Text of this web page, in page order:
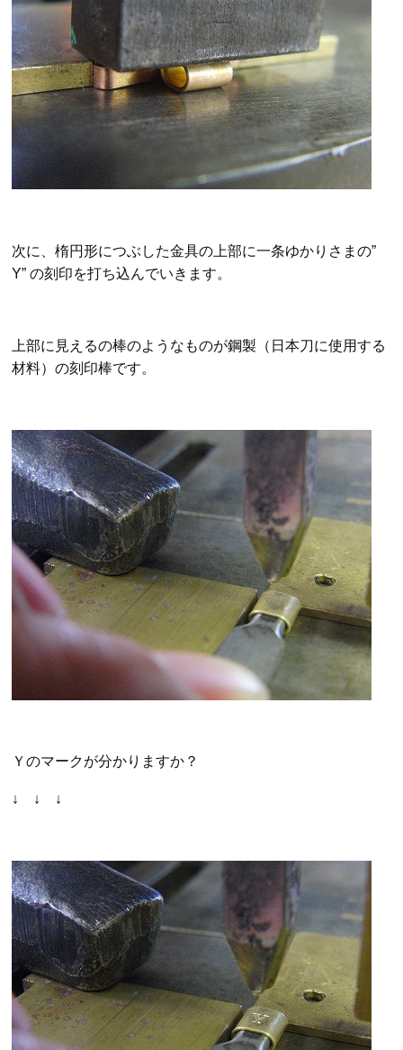
次に、楕円形につぶした金具の上部に一条ゆかりさまの”
Y” の刻印を打ち込んでいきます。
上部に見えるの棒のようなものが鋼製（日本刀に使用する
材料）の刻印棒です。
Ｙのマークが分かりますか？
↓ ↓ ↓